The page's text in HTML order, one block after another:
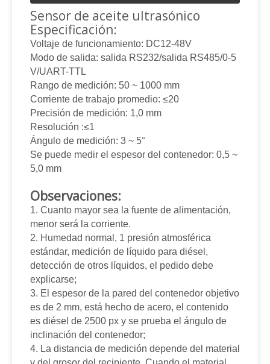
Sensor de aceite ultrasónico
Especificación:
Voltaje de funcionamiento: DC12-48V
Modo de salida: salida RS232/salida RS485/0-5
V/UART-TTL
Rango de medición: 50 ~ 1000 mm
Corriente de trabajo promedio: ≤20
Precisión de medición: 1,0 mm
Resolución :≤1
Ángulo de medición: 3 ~ 5°
Se puede medir el espesor del contenedor: 0,5 ~
5,0 mm
Observaciones:
1. Cuanto mayor sea la fuente de alimentación,
menor será la corriente.
2. Humedad normal, 1 presión atmosférica
estándar, medición de líquido para diésel,
detección de otros líquidos, el pedido debe
explicarse;
3. El espesor de la pared del contenedor objetivo
es de 2 mm, está hecho de acero, el contenido
es diésel de 2500 px y se prueba el ángulo de
inclinación del contenedor;
4. La distancia de medición depende del material